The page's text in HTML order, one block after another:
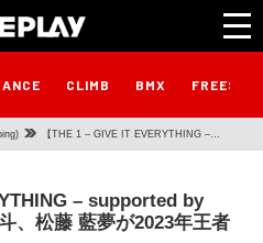
CLIMB BMX
【THE 1 – GIVE IT EVERYTHING –
松藤 藍夢が2023年王者に！
– supported by
、松藤 藍夢が2023年王者